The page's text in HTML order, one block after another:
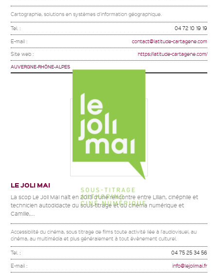
Cartographie, solutions en systèmes d'information géographique.
Tel. : 04 72 10 19 19
E-mail : contact@latitude-cartagene.com
Site web : https://latitude-cartagene.com/
AUVERGNE-RHÔNE-ALPES
LE JOLI MAI
La scop Le Joli Mai naît en 2013 d’une rencontre entre Lilian, cinéphile et
technicien autodidacte du sous-titrage et du cinéma numérique et
Camille,...
Accessibilité du cinéma, sous titrage de films toute activité liée à l'audiovisuel, au
cinéma, au multimédia et plus généralement à tout évènement culturel.
Tel. : 04 75 25 34 56
E-mail : info@lejolimai.fr